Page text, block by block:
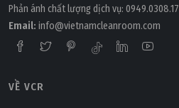
Phản ánh chất lượng dịch vụ: 0949.0308.17
Email: info@vietnamcleanroom.com
VỀ VCR